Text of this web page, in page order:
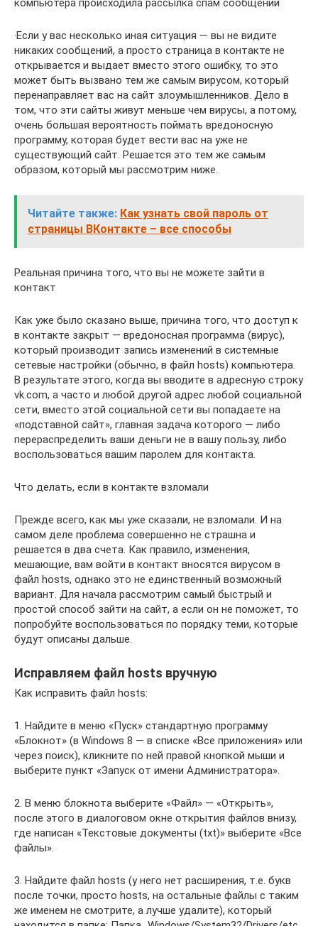
компьютера происходила рассылка спам сообщений
·Если у вас несколько иная ситуация — вы не видите
никаких сообщений, а просто страница в контакте не
открывается и выдает вместо этого ошибку, то это
может быть вызвано тем же самым вирусом, который
перенаправляет вас на сайт злоумышленников. Дело в
том, что эти сайты живут меньше чем вирусы, а потому,
очень большая вероятность поймать вредоносную
программу, которая будет вести вас на уже не
существующий сайт. Решается это тем же самым
образом, который мы рассмотрим ниже.
Читайте также: Как узнать свой пароль от
страницы ВКонтакте – все способы
Реальная причина того, что вы не можете зайти в
контакт
Как уже было сказано выше, причина того, что доступ к
в контакте закрыт — вредоносная программа (вирус),
который производит запись изменений в системные
сетевые настройки (обычно, в файл hosts) компьютера.
В результате этого, когда вы вводите в адресную строку
vk.com, а часто и любой другой адрес любой социальной
сети, вместо этой социальной сети вы попадаете на
«подставной сайт», главная задача которого — либо
перераспределить ваши деньги не в вашу пользу, либо
воспользоваться вашим паролем для контакта.
Что делать, если в контакте взломали
Прежде всего, как мы уже сказали, не взломали. И на
самом деле проблема совершенно не страшна и
решается в два счета. Как правило, изменения,
мешающие, вам войти в контакт вносятся вирусом в
файл hosts, однако это не единственный возможный
вариант. Для начала рассмотрим самый быстрый и
простой способ зайти на сайт, а если он не поможет, то
попробуйте воспользоваться по порядку теми, которые
будут описаны дальше.
Исправляем файл hosts вручную
Как исправить файл hosts:
1. Найдите в меню «Пуск» стандартную программу
«Блокнот» (в Windows 8 — в списке «Все приложения» или
через поиск), кликните по ней правой кнопкой мыши и
выберите пункт «Запуск от имени Администратора».
2. В меню блокнота выберите «Файл» — «Открыть»,
после этого в диалоговом окне открытия файлов внизу,
где написан «Текстовые документы (txt)» выберите «Все
файлы».
3. Найдите файл hosts (у него нет расширения, т.е. букв
после точки, просто hosts, на остальные файлы с таким
же именем не смотрите, а лучше удалите), который